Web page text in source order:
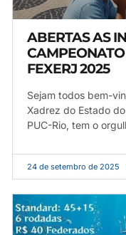
ABERTAS AS
FEXERJ 2025
Sejam todos bem-
Xadrez do Estado
PUC-Rio, tem o
24 de setembro de 2025